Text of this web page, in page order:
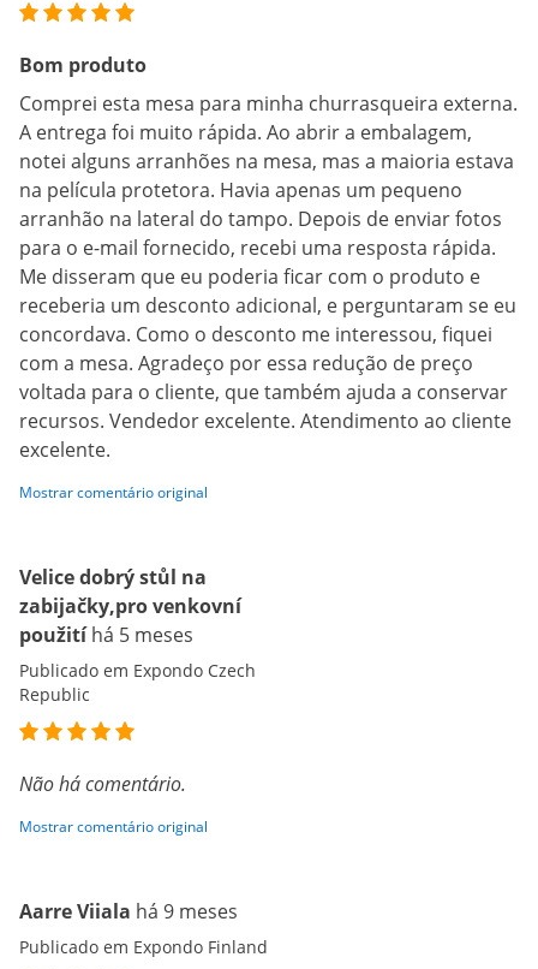
Bom produto
Comprei esta mesa para minha churrasqueira externa.
A entrega foi muito rápida. Ao abrir a embalagem,
notei alguns arranhões na mesa, mas a maioria estava
na película protetora. Havia apenas um pequeno
arranhão na lateral do tampo. Depois de enviar fotos
para o e-mail fornecido, recebi uma resposta rápida.
Me disseram que eu poderia ficar com o produto e
receberia um desconto adicional, e perguntaram se eu
concordava. Como o desconto me interessou, fiquei
com a mesa. Agradeço por essa redução de preço
voltada para o cliente, que também ajuda a conservar
recursos. Vendedor excelente. Atendimento ao cliente
excelente.
Mostrar comentário original
Velice dobrý stůl na
zabijačky,pro venkovní
použití há 5 meses
Publicado em Expondo Czech
Republic
Não há comentário.
Mostrar comentário original
Aarre Viiala há 9 meses
Publicado em Expondo Finland